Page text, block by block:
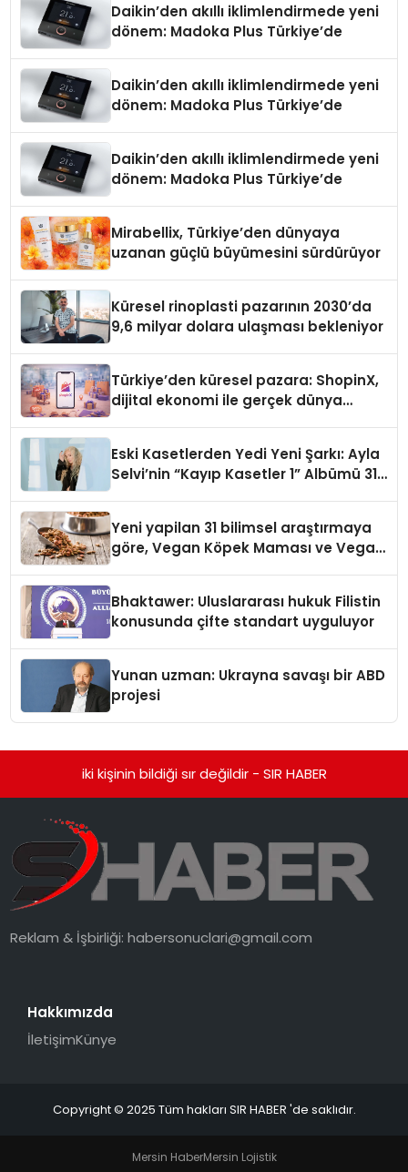
Daikin’den akıllı iklimlendirmede yeni
dönem: Madoka Plus Türkiye’de
Daikin’den akıllı iklimlendirmede yeni
dönem: Madoka Plus Türkiye’de
Daikin’den akıllı iklimlendirmede yeni
dönem: Madoka Plus Türkiye’de
Mirabellix, Türkiye’den dünyaya
uzanan güçlü büyümesini sürdürüyor
Küresel rinoplasti pazarının 2030’da
9,6 milyar dolara ulaşması bekleniyor
Türkiye’den küresel pazara: ShopinX,
dijital ekonomi ile gerçek dünya
Eski Kasetlerden Yedi Yeni Şarkı: Ayla
Selvi’nin “Kayıp Kasetler 1” Albümü 31
Yeni yapilan 31 bilimsel araştırmaya
göre, Vegan Köpek Maması ve Vegan
Bhaktawer: Uluslararası hukuk Filistin
konusunda çifte standart uyguluyor
Yunan uzman: Ukrayna savaşı bir ABD
projesi
iki kişinin bildiği sır değildir - SIR HABER
Reklam & İşbirliği:habersonuclari@gmail.com
Hakkımızda
İletişimKünye
Copyright © 2025 Tüm hakları SIR HABER 'de saklıdır.
Mersin HaberMersin Lojistik